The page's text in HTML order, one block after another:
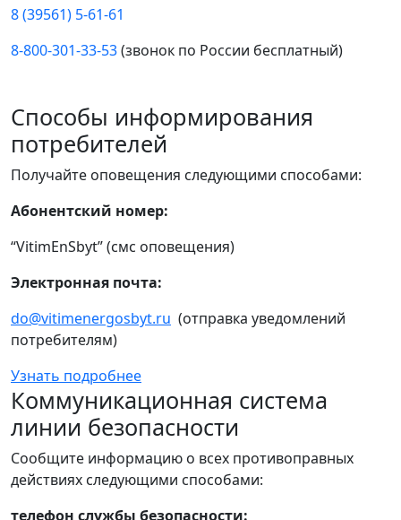
8 (39561) 5-61-61
8-800-301-33-53(звонок по России бесплатный)
Способы информирования
потребителей
Получайте оповещения следующими способами:
Абонентский номер:
“VitimEnSbyt” (смс оповещения)
Электронная почта:
do@vitimenergosbyt.ru (отправка уведомлений
потребителям)
Узнать подробнее
Коммуникационная система
линии безопасности
Сообщите информацию о всех противоправных
действиях следующими способами:
телефон службы безопасности: